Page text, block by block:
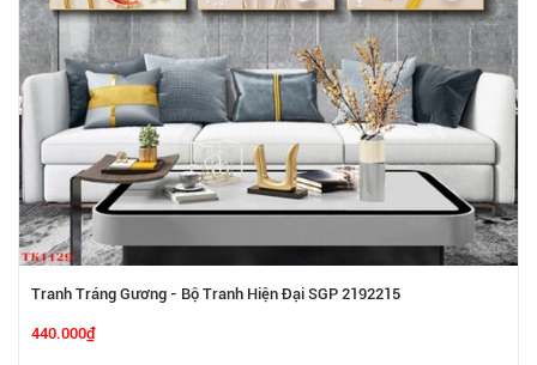
Tranh Tráng Gương - Bộ Tranh Hiện Đại SGP 2192215
440.000₫